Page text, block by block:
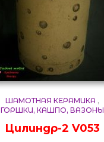
ШАМОТНАЯ КЕРАМИКА ,
ГОРШКИ, КАШПО, ВАЗОНЫ
Цилиндр-2 V053